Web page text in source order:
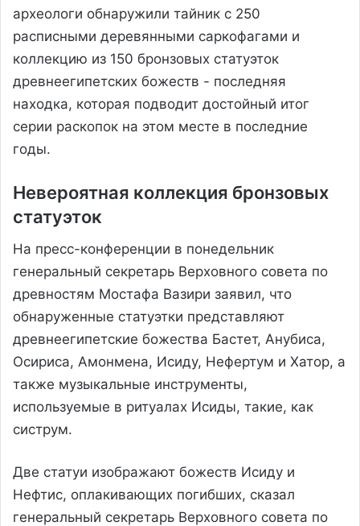
археологи обнаружили тайник с 250
расписными деревянными саркофагами и
коллекцию из 150 бронзовых статуэток
древнеегипетских божеств - последняя
находка, которая подводит достойный итог
серии раскопок на этом месте в последние
годы.
Невероятная коллекция бронзовых
статуэток
На пресс-конференции в понедельник
генеральный секретарь Верховного совета по
древностям Мостафа Вазири заявил, что
обнаруженные статуэтки представляют
древнеегипетские божества Бастет, Анубиса,
Осириса, Амонмена, Исиду, Нефертум и Хатор, а
также музыкальные инструменты,
используемые в ритуалах Исиды, такие, как
систрум.
Две статуи изображают божеств Исиду и
Нефтис, оплакивающих погибших, сказал
генеральный секретарь Верховного совета по